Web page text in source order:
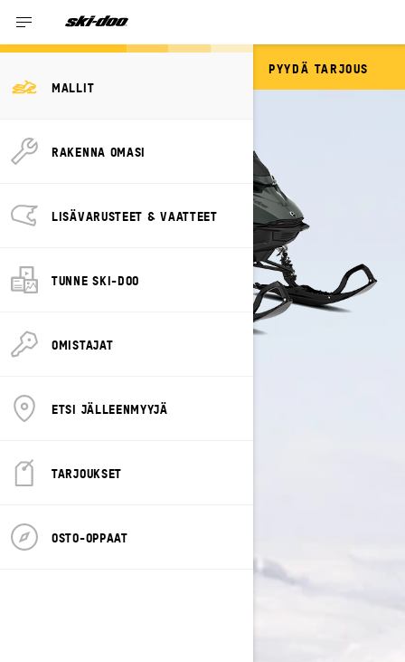
MALLIT
RAKENNA OMASI
LISÄVARUSTEET & VAATTEET
TUNNE SKI-DOO
OMISTAJAT
ETSI JÄLLEENMYYJÄ
TARJOUKSET
OSTO-OPPAAT
PYYDÄ TARJOUS